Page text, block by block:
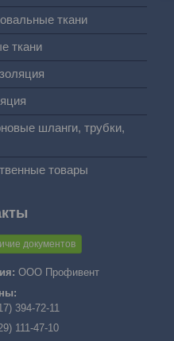
ткани
ткани
шланги, трубки,
товары
документов
ООО Профивент
394-72-11
111-47-10